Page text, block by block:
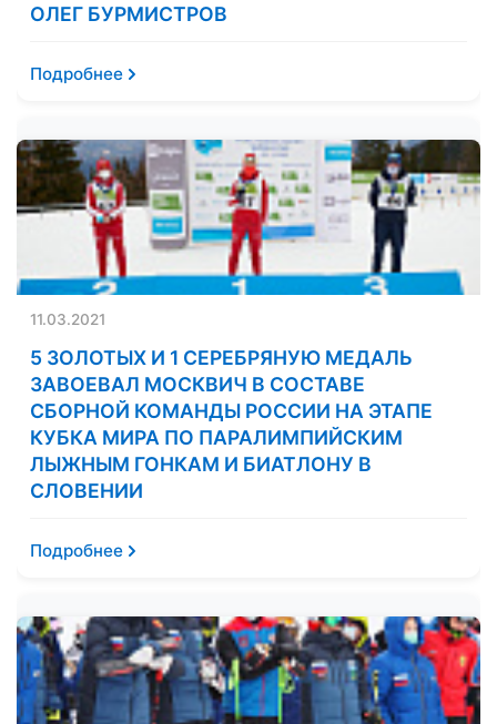
ОЛЕГ БУРМИСТРОВ
Подробнее
11.03.2021
5 ЗОЛОТЫХ И 1 СЕРЕБРЯНУЮ МЕДАЛЬ
ЗАВОЕВАЛ МОСКВИЧ В СОСТАВЕ
СБОРНОЙ КОМАНДЫ РОССИИ НА ЭТАПЕ
КУБКА МИРА ПО ПАРАЛИМПИЙСКИМ
ЛЫЖНЫМ ГОНКАМ И БИАТЛОНУ В
СЛОВЕНИИ
Подробнее